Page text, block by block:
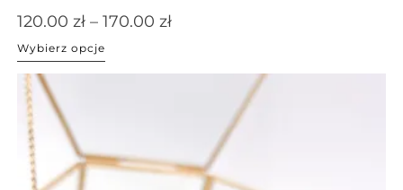
120.00 zł – 170.00 zł
Wybierz opcje